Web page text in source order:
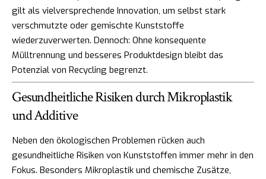
gilt als vielversprechende Innovation, um selbst stark
verschmutzte oder gemischte Kunststoffe
wiederzuverwerten. Dennoch: Ohne konsequente
Mülltrennung und besseres Produktdesign bleibt das
Potenzial von Recycling begrenzt.
Gesundheitliche Risiken durch Mikroplastik
und Additive
Neben den ökologischen Problemen rücken auch
gesundheitliche Risiken von Kunststoffen immer mehr in den
Fokus. Besonders Mikroplastik und chemische Zusätze,